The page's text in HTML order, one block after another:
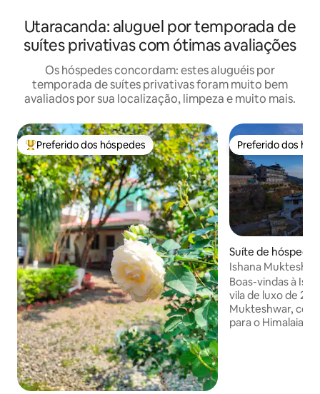
Utaracanda: aluguel por temporada de
suítes privativas com ótimas avaliações
Os hóspedes concordam: estes aluguéis por
temporada de suítes privativas foram muito bem
avaliados por sua localização, limpeza e muito mais.
Entre os melhores preferidos dos hóspedes
Preferido dos hóspedes Preferido dos
Preferido dos
Suíte de
ange
Ishana
sala e cozinha 1 |
Boas-vindas à
vila de luxo de 2
Mukteshwar,
para o Himalaia e